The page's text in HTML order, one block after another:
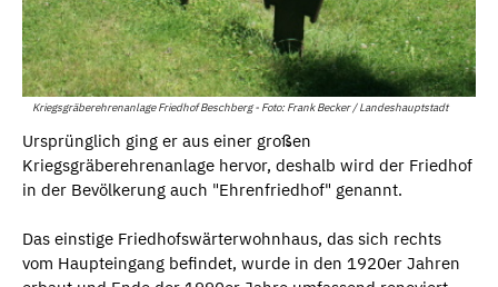
Kriegsgräberehrenanlage Friedhof Beschberg - Foto: Frank Becker / Landeshauptstadt
Ursprünglich ging er aus einer großen
Kriegsgräberehrenanlage hervor, deshalb wird der Friedhof
in der Bevölkerung auch "Ehrenfriedhof" genannt.
Das einstige Friedhofswärterwohnhaus, das sich rechts
vom Haupteingang befindet, wurde in den 1920er Jahren